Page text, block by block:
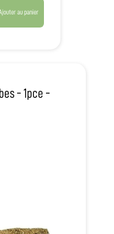
au panier
- 1pce -